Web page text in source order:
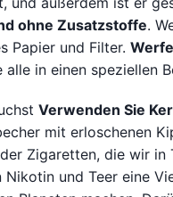
ohne Zusatzstoffe.
Papier und Filter.
in einen speziellen
Verwenden Sie
mit erloschenen
Zigaretten, die wir
Nikotin und Teer eine